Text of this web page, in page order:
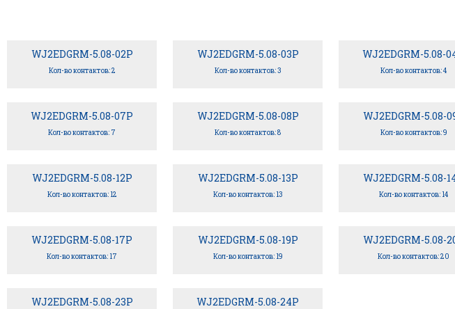
WJ2EDGRM-5.08-02P
Кол-во контактов: 2
WJ2EDGRM-5.08-03P
Кол-во контактов: 3
WJ2EDGRM-5.08-
Кол-во контактов: 4
WJ2EDGRM-5.08-07P
Кол-во контактов: 7
WJ2EDGRM-5.08-08P
Кол-во контактов: 8
WJ2EDGRM-5.08-
Кол-во контактов: 9
WJ2EDGRM-5.08-12P
Кол-во контактов: 12
WJ2EDGRM-5.08-13P
Кол-во контактов: 13
WJ2EDGRM-5.08-
Кол-во контактов: 14
WJ2EDGRM-5.08-17P
Кол-во контактов: 17
WJ2EDGRM-5.08-19P
Кол-во контактов: 19
WJ2EDGRM-5.08-
Кол-во контактов: 20
WJ2EDGRM-5.08-23P WJ2EDGRM-5.08-24P